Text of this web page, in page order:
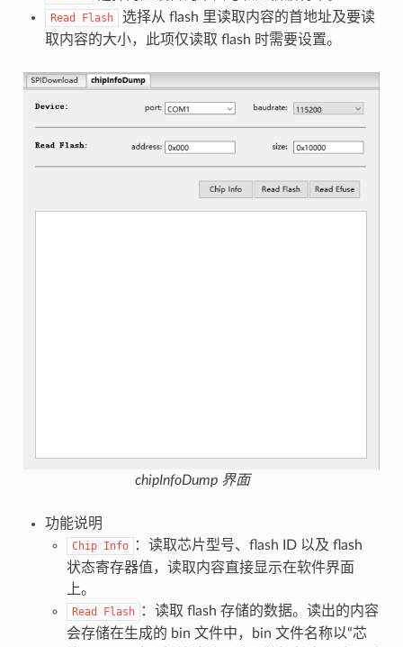
Read Flash
选择从 flash 里读取内容的首地址及要读
取内容的大小，此项仅读取 flash 时需要设置。
chipInfoDump 界面
功能说明
Chip Info
：读取芯片型号、flash ID 以及 flash
状态寄存器值，读取内容直接显示在软件界面
上。
Read Flash
：读取 flash 存储的数据。读出的内容
会存储在生成的 bin 文件中，bin 文件名称以“芯